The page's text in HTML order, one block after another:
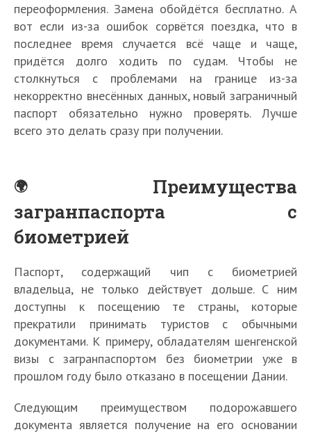
переоформления. Замена обойдётся бесплатно. А
вот если из-за ошибок сорвётся поездка, что в
последнее время случается всё чаще и чаще,
придётся долго ходить по судам. Чтобы не
столкнуться с проблемами на границе из-за
некорректно внесённых данных, новый заграничный
паспорт обязательно нужно проверять. Лучше
всего это делать сразу при получении.
Преимущества
загранпаспорта с
биометрией
Паспорт, содержащий чип с биометрией
владельца, не только действует дольше. С ним
доступны к посещению те страны, которые
прекратили принимать туристов с обычными
документами. К примеру, обладателям шенгенской
визы с загранпаспортом без биометрии уже в
прошлом году было отказано в посещении Дании.
Следующим преимуществом подорожавшего
документа является получение на его основании